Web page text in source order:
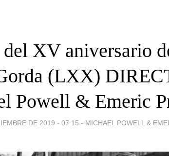
XV aniversario
(LXX)
Powell & Emeric
DE 2019 - 07:15 - MICHAEL POWELL &